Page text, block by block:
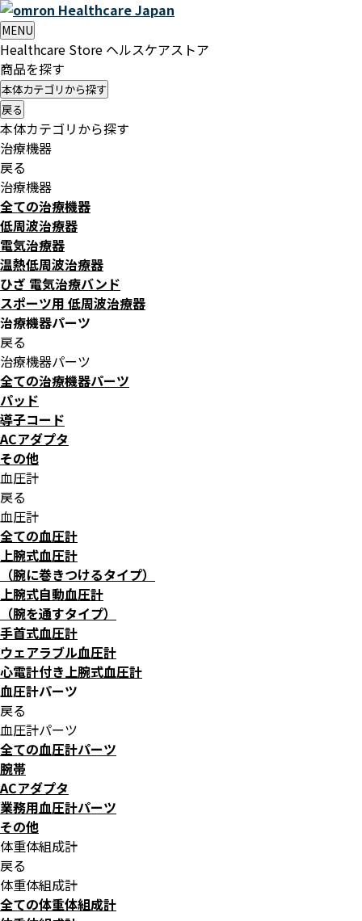
HealthcareJapan
MENU
Healthcare Store ヘルスケアストア
商品を探す
本体カテゴリから探す
戻る
本体カテゴリから探す
治療機器
戻る
治療機器
全ての治療機器
低周波治療器
電気治療器
温熱低周波治療器
ひざ 電気治療バンド
スポーツ用 低周波治療器
治療機器パーツ
戻る
治療機器パーツ
全ての治療機器パーツ
パッド
導子コード
ACアダプタ
その他
血圧計
戻る
血圧計
全ての血圧計
上腕式血圧計
（腕に巻きつけるタイプ）
上腕式自動血圧計
（腕を通すタイプ）
手首式血圧計
ウェアラブル血圧計
心電計付き上腕式血圧計
血圧計パーツ
戻る
血圧計パーツ
全ての血圧計パーツ
腕帯
ACアダプタ
業務用血圧計パーツ
その他
体重体組成計
戻る
体重体組成計
全ての体重体組成計